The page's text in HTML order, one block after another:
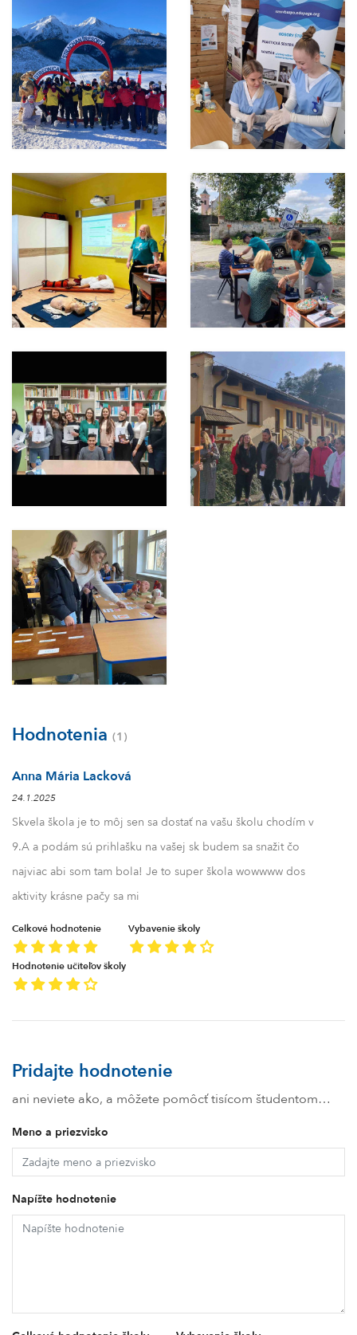
Hodnotenia (1)
Anna Mária Lacková
24.1.2025
Skvela škola je to môj sen sa dostať na vašu školu chodím v
9.A a podám sú prihlašku na vašej sk budem sa snažit čo
najviac abi som tam bola! Je to super škola wowwww dos
aktivity krásne pačy sa mi
Celkové hodnotenie Vybavenie školy
Hodnotenie učiteľov školy
Pridajte hodnotenie
ani neviete ako, a môžete pomôcť tisícom študentom…
Meno a priezvisko
Napíšte hodnotenie